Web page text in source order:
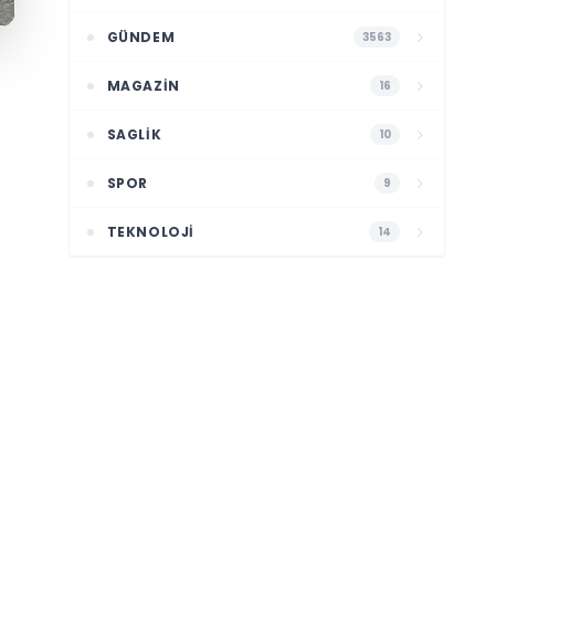
GÜNDEM 3563
MAGAZIN 16
SAGLIK 10
SPOR 9
TEKNOLOJI 14